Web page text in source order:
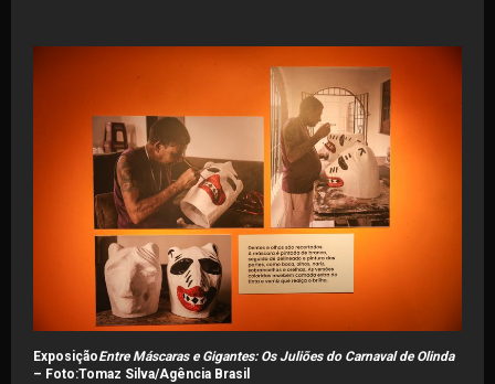
ExposiçãoEntre Máscaras e Gigantes: Os Juliões do Carnaval de Olinda
– Foto:Tomaz Silva/Agência Brasil